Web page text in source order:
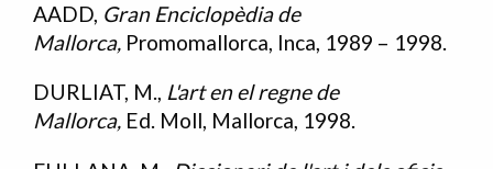
Bibliografia
AADD, Gran Enciclopèdia de
Mallorca, Promomallorca, Inca, 1989 – 1998.
DURLIAT, M., L'art en el regne de
Mallorca, Ed. Moll, Mallorca, 1998.